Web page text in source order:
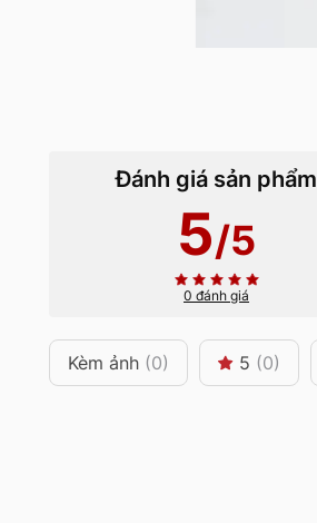
Đánh giá sản phẩm
5/5
0 đánh giá
Kèm ảnh (0) 5 (0)